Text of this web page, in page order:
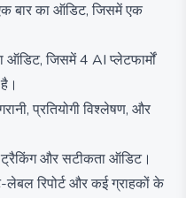
बार का ऑडिट, जिसमें एक
ऑडिट, जिसमें 4 AI प्लेटफार्मों
प्रतियोगी विश्लेषण, और
और सटीकता ऑडिट।
रिपोर्ट और कई ग्राहकों के